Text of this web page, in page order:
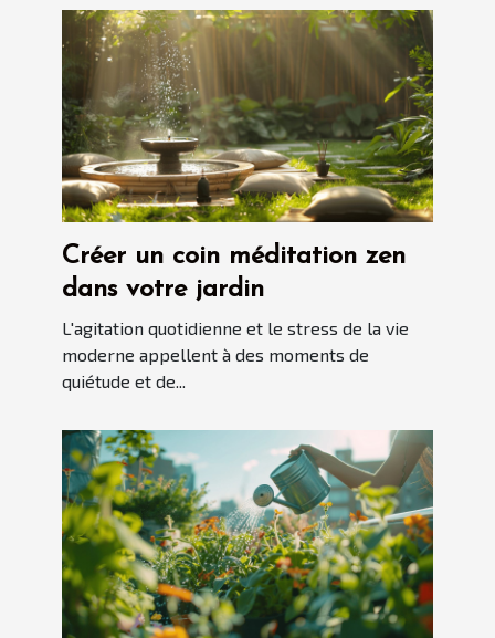
Créer un coin méditation zen
dans votre jardin
L'agitation quotidienne et le stress de la vie
moderne appellent à des moments de
quiétude et de...